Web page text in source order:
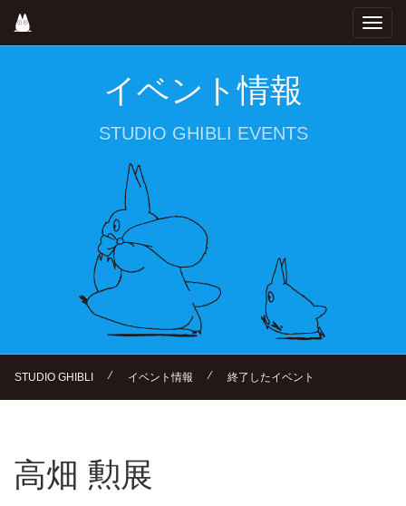
main
イベント情報
STUDIO GHIBLI EVENTS
STUDIO GHIBLI ⁄ イベント情報 ⁄ 終了したイベント
高畑 勲展